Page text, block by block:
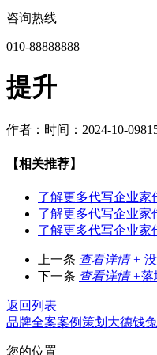
咨询热线
010-88888888
提升
作者： 时间：2024-10-09
【相关推荐】
了解更多代写企业家
了解更多代写企业家
了解更多代写企业家
上一条 查看详情 +
下一条 查看详情 +落
返回列表
品牌全案案例策划 大德钱
您的位置